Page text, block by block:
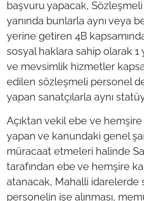
başvuru yapacak, Sözleşmeli
yanında bunlarla aynı veya
yerine getiren 4B
sosyal haklara sahip olarak 1
ve mevsimlik hizmetler
edilen sözleşmeli personel
yapan sanatçılarla aynı
Açıktan vekil ebe ve
yapan ve kanundaki genel
müracaat etmeleri halinde
tarafından ebe ve hemşire
atanacak, Mahalli idarelerde
personelin işe alınması,